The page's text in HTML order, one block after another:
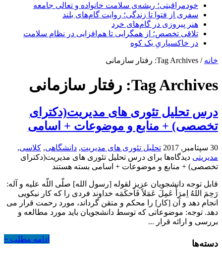
خودمراقبتی؛ ریشه‌ی سلامت خانواده و تعالی جامعه
سفری از فتوا تا زندگی؛ روایت گام‌های بلند
هنر پیروزی در گام‌های خرد
تلاقی تخصص؛ از همگرایی تا هم‌افزایی در نظام سلامت
در خاکسپاریِ یک کوه
خانه / Tag Archives: رفتار سازمانی
Tag Archives: رفتار سازمانی
درس تحلیل تئوری های مدیریت(دکترای
تخصصی) + منابع و موضوعات + اسامی
30 سپتامبر, 2017 تحلیل تئوری های مدیریت, دانشگاهی, کلاسی,
مدیریتی دیدگاه‌ها برای درس تحلیل تئوری های مدیریت(دکترای
تخصصی) + منابع و موضوعات + اسامی بسته هستند
قابل توجه دانشجویان عزیز لقوله [رسول الله] صلّى اللّه علیه و آله:
رَحِمَ اللهُ اِمرَأً عَمِلَ عَمَلاً فَاَحکَمَه خداوند فردی را که کار نیکویی
انجام دهد و آن [کار] را محکم و متقن گرداند، مورد رحمت قرار می
دهد. توجه: موضوعاتی که توسط دانشجویان باید مورد مطالعه و
بررسی و ارائه قرار ...
ادامه مطلب » دسته‌ها